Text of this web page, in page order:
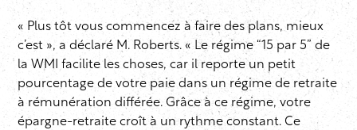
« Plus tôt vous commencez à faire des plans, mieux
c’est », a déclaré M. Roberts. « Le régime “15 par 5” de
la WMI facilite les choses, car il reporte un petit
pourcentage de votre paie dans un régime de retraite
à rémunération différée. Grâce à ce régime, votre
épargne-retraite croît à un rythme constant. Ce